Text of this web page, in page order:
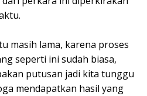
masih lama, karena proses
seperti ini sudah biasa,
putusan jadi kita tunggu
mendapatkan hasil yang